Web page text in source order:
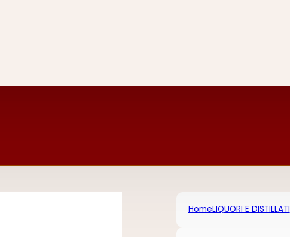
HomeLIQUORI E DISTILLATI